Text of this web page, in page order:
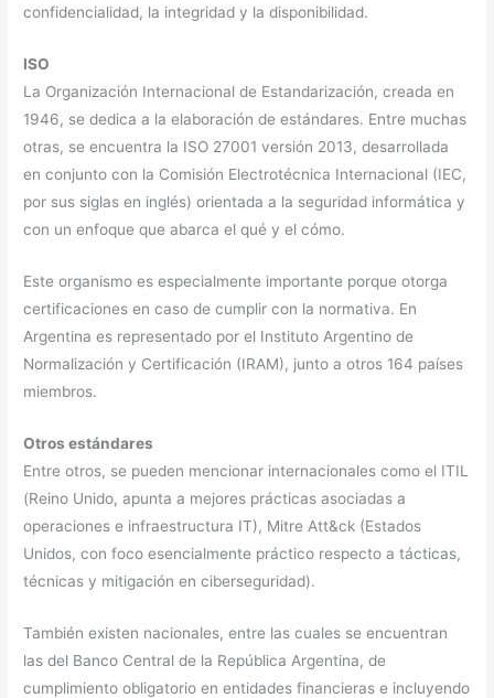
confidencialidad, la integridad y la disponibilidad.
ISO
La Organización Internacional de Estandarización, creada en
1946, se dedica a la elaboración de estándares. Entre muchas
otras, se encuentra la ISO 27001 versión 2013, desarrollada
en conjunto con la Comisión Electrotécnica Internacional (IEC,
por sus siglas en inglés) orientada a la seguridad informática y
con un enfoque que abarca el qué y el cómo.
Este organismo es especialmente importante porque otorga
certificaciones en caso de cumplir con la normativa. En
Argentina es representado por el Instituto Argentino de
Normalización y Certificación (IRAM), junto a otros 164 países
miembros.
Otros estándares
Entre otros, se pueden mencionar internacionales como el ITIL
(Reino Unido, apunta a mejores prácticas asociadas a
operaciones e infraestructura IT), Mitre Att&ck (Estados
Unidos, con foco esencialmente práctico respecto a tácticas,
técnicas y mitigación en ciberseguridad).
También existen nacionales, entre las cuales se encuentran
las del Banco Central de la República Argentina, de
cumplimiento obligatorio en entidades financieras e incluyendo